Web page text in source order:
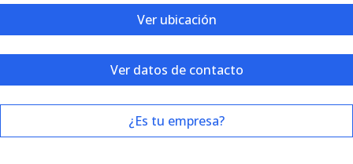
Ver ubicación
Ver datos de contacto
¿Es tu empresa?